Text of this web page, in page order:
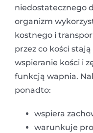
niedostatecznego
organizm
kostnego i
przez co kości stają
wspieranie kości i
funkcją wapnia.
ponadto:
wspiera
warunkuje